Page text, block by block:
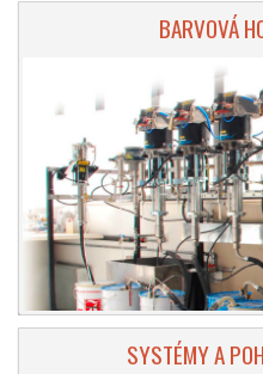
BARVOVÁ
SYSTÉMY A